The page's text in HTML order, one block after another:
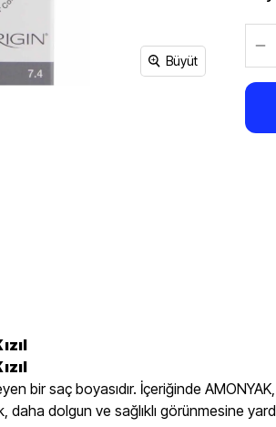
Et Ürünleri Büyüt
bir saç boyasıdır. İçeriğinde
dolgun ve sağlıklı görünmesine